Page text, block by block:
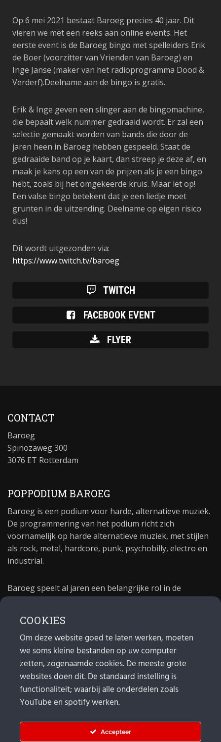
Op 6 mei 2021 bestaat Baroeg precies 40 jaar. Dit
vieren we met een reeks aan online events. Het
eerste event is de Baroeg bingo met spelleiders Erik
de Boer (voorzitter van Vrienden van Baroeg) en
Inge Janse (maker van het radioprogramma Dood &
Verderf).Deelname aan de bingo is gratis.
Erik & Inge geven een slinger aan de bingomachine,
die bepaalt welk nummer gedraaid wordt. Er zal een
selectie gemaakt worden van bands die door de
jaren heen in Baroeg hebben gespeeld. Staat de
gedraaide band op je kaart, dan streep je deze af, en
maak je kans op een van de prijzen als je een bingo
hebt, zoals bij het omgekeerde kruis. Maar let op!
Een valse bingo betekent dat je een liedje moet
grunten in de uitzending. Deelname op eigen risico
dus!
Dit wordt uitgezonden via:
https://www.twitch.tv/baroeg
TWITCH
FACEBOOK EVENT
FLYER
CONTACT
Baroeg
Spinozaweg 300
3076 ET Rotterdam
POPPODIUM BAROEG
Baroeg is een podium voor harde, alternatieve muziek.
De programmering van het podium richt zich
voornamelijk op harde alternatieve muziek, met stijlen
als rock, metal, hardcore, punk, psychobilly, electro en
industrial.
Baroeg speelt al jaren een belangrijke rol in de
poppodium 40 jaar.
MAIL
Algemeen: info@baroeg.nl
Bands & boeking: leon@baroeg.nl
Promotie & publiciteit: francis@baroeg.nl
COOKIES
Om deze website goed te laten werken, moeten
we soms kleine bestanden op uw computer
zetten, zogenaamde cookies. De meeste grote
websites doen dit. De standaard instelling is
functionaliteit; waarbij alle onderdelen zoals
YouTube en spotify werken.
Accepteer